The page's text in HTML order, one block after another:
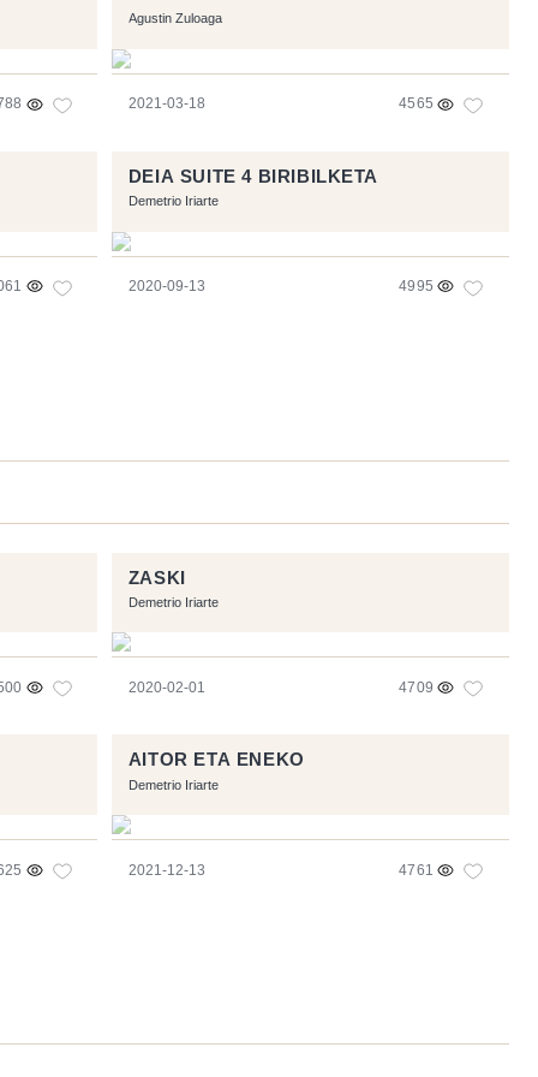
Agustin Zuloaga
2021-03-18 4565
DEIA SUITE 4 BIRIBILKETA
Demetrio Iriarte
2020-09-13 4995
ZASKI
Demetrio Iriarte
2020-02-01 4709
AITOR ETA ENEKO
Demetrio Iriarte
2021-12-13 4761